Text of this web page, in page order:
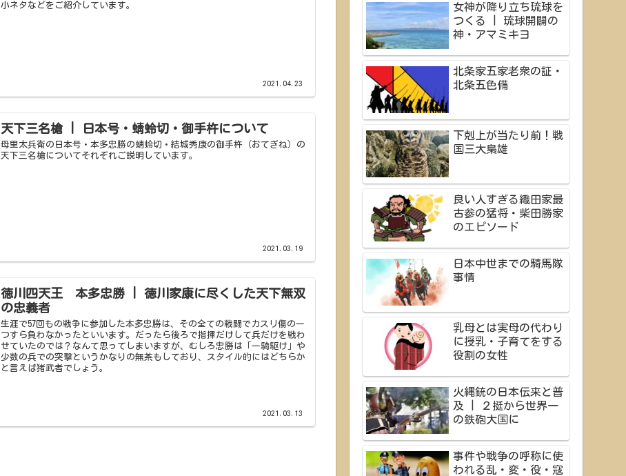
小ネタなどをご紹介しています。
2021.04.23
天下三名槍 | 日本号・蜻蛉切・御手杵について
母里太兵衛の日本号・本多忠勝の蜻蛉切・結城秀康の御手杵（おてぎね）の
天下三名槍についてそれぞれご説明しています。
2021.03.19
徳川四天王 本多忠勝 | 徳川家康に尽くした天下無双
の忠義者
生涯で57回もの戦争に参加した本多忠勝は、その全ての戦闘でカスリ傷の一
つすら負わなかったといいます。だったら後ろで指揮だけして兵だけを戦わ
せていたのでは？なんて思ってしまいますが、むしろ忠勝は「一騎駆け」や
少数の兵での突撃というかなりの無茶もしており、スタイル的にはどちらか
と言えば猪武者でしょう。
2021.03.13
女神が降り立ち琉球を
つくる | 琉球開闢の
神・アマミキヨ
北条家五家老衆の証・
北条五色備
下剋上が当たり前！戦
国三大梟雄
良い人すぎる織田家最
古参の猛将・柴田勝家
のエピソード
日本中世までの騎馬隊
事情
乳母とは実母の代わり
に授乳・子育てをする
役割の女性
火縄銃の日本伝来と普
及 | ２挺から世界一
の鉄砲大国に
事件や戦争の呼称に使
われる乱・変・役・寇